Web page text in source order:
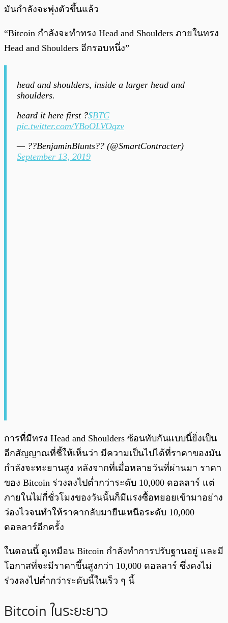
มันกำลังจะพุ่งตัวขึ้นแล้ว
“Bitcoin กำลังจะทำทรง Head and Shoulders ภายในทรง
Head and Shoulders อีกรอบหนึ่ง”
head and shoulders, inside a larger head and
shoulders.
heard it here first ?$BTC
pic.twitter.com/YBoOLVOqzv
— ??BenjaminBlunts?? (@SmartContracter)
September 13, 2019
การที่มีทรง Head and Shoulders ซ้อนทับกันแบบนี้ยิ่งเป็น
อีกสัญญาณที่ชี้ให้เห็นว่า มีความเป็นไปได้ที่ราคาของมัน
กำลังจะทะยานสูง หลังจากที่เมื่อหลายวันที่ผ่านมา ราคา
ของ Bitcoin ร่วงลงไปต่ำกว่าระดับ 10,000 ดอลลาร์ แต่
ภายในไม่กี่ชั่วโมงของวันนั้นก็มีแรงซื้อทยอยเข้ามาอย่าง
ว่องไวจนทำให้ราคากลับมายืนเหนือระดับ 10,000
ดอลลาร์อีกครั้ง
ในตอนนี้ ดูเหมือน Bitcoin กำลังทำการปรับฐานอยู่ และมี
โอกาสที่จะมีราคาขึ้นสูงกว่า 10,000 ดอลลาร์ ซึ่งคงไม่
ร่วงลงไปต่ำกว่าระดับนี้ในเร็ว ๆ นี้
Bitcoin ในระยะยาว